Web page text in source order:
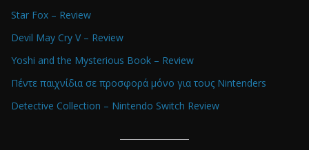
Star Fox – Review
Devil May Cry V – Review
Yoshi and the Mysterious Book – Review
Πέντε παιχνίδια σε προσφορά μόνο για τους Nintenders
Detective Collection – Nintendo Switch Review